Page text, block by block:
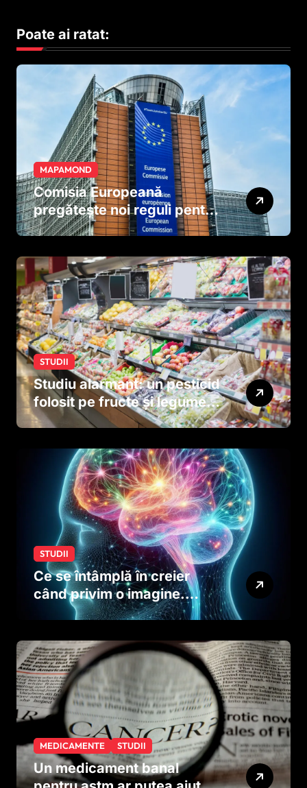
Poate ai ratat:
MAPAMOND
Comisia Europeană
pregătește noi reguli pentru
tutun și țigările electronice
STUDII
Studiu alarmant: un pesticid
folosit pe fructe și legume
ar putea afecta dezvoltarea
dinainte de naștere
STUDII
Ce se întâmplă în creier
când privim o imagine.
Studiul care explică rolul
MEDICAMENTE STUDII
Un medicament banal